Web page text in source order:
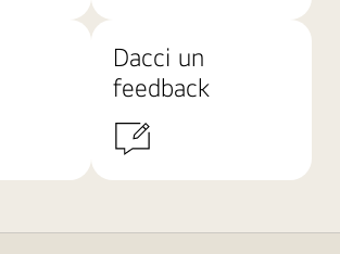
Dacci un
feedback